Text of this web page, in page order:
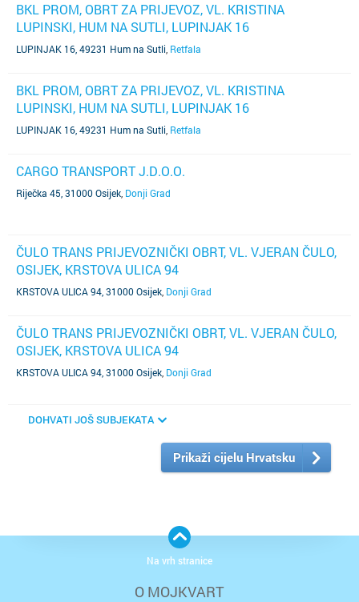
BKL PROM, OBRT ZA PRIJEVOZ, VL. KRISTINA
LUPINSKI, HUM NA SUTLI, LUPINJAK 16
LUPINJAK 16, 49231 Hum na Sutli Retfala
BKL PROM, OBRT ZA PRIJEVOZ, VL. KRISTINA
LUPINSKI, HUM NA SUTLI, LUPINJAK 16
LUPINJAK 16, 49231 Hum na Sutli Retfala
CARGO TRANSPORT J.D.O.O.
Riječka 45, 31000 Osijek Donji Grad
ČULO TRANS PRIJEVOZNIČKI OBRT, VL. VJERAN ČULO,
OSIJEK, KRSTOVA ULICA 94
KRSTOVA ULICA 94, 31000 Osijek Donji Grad
ČULO TRANS PRIJEVOZNIČKI OBRT, VL. VJERAN ČULO,
OSIJEK, KRSTOVA ULICA 94
KRSTOVA ULICA 94, 31000 Osijek Donji Grad
DOHVATI JOŠ SUBJEKATA
Prikaži cijelu Hrvatsku
O MOJKVART
Na vrh stranice